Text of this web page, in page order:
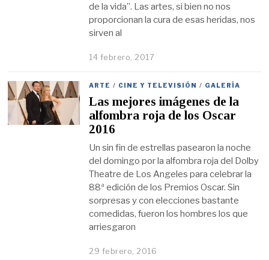
de la vida”. Las artes, si bien no nos
proporcionan la cura de esas heridas, nos
sirven al
14 febrero, 2017
ARTE / CINE Y TELEVISIÓN / GALERÍA
Las mejores imágenes de la
alfombra roja de los Oscar
2016
Un sin fin de estrellas pasearon la noche
del domingo por la alfombra roja del Dolby
Theatre de Los Angeles para celebrar la
88ª edición de los Premios Oscar. Sin
sorpresas y con elecciones bastante
comedidas, fueron los hombres los que
arriesgaron
29 febrero, 2016